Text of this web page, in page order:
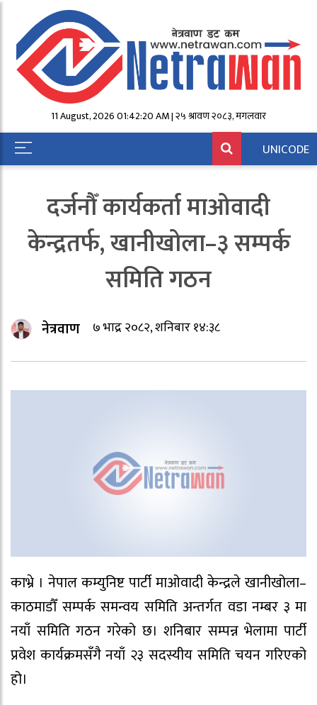
11 August, 2026 01:42:20 AM | २५ श्रावण २०८३, मंगलवार
UNICODE
दर्जनौँ कार्यकर्ता माओवादी
केन्द्रतर्फ, खानीखोला–३ सम्पर्क
समिति गठन
नेत्रवाण ७ भाद्र २०८२, शनिबार १४:३८
काभ्रे । नेपाल कम्युनिष्ट पार्टी माओवादी केन्द्रले खानीखोला–
काठमाडौँ सम्पर्क समन्वय समिति अन्तर्गत वडा नम्बर ३ मा
नयाँ समिति गठन गरेको छ। शनिबार सम्पन्न भेलामा पार्टी
प्रवेश कार्यक्रमसँगै नयाँ २३ सदस्यीय समिति चयन गरिएको
हो।